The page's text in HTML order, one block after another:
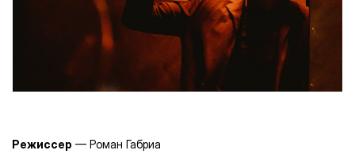
Режиссер — Роман Габриа